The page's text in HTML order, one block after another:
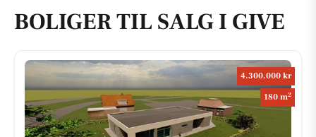
BOLIGER TIL SALG I GIVE
4.300.000 kr
180 m2